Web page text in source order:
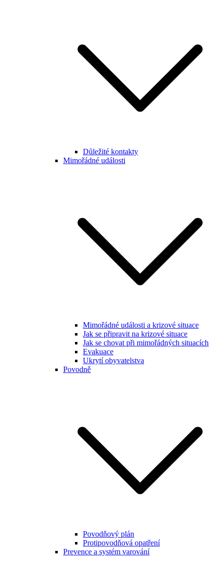
Důležité kontakty
Mimořádné události
Mimořádné události a krizové situace
Jak se připravit na krizové situace
Jak se chovat při mimořádných situacích
Evakuace
Ukrytí obyvatelstva
Povodně
Povodňový plán
Protipovodňová opatření
Prevence a systém varování